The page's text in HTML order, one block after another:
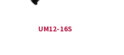
UM12-16S